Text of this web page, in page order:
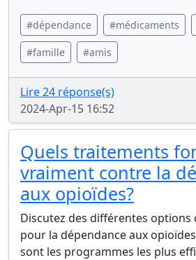
#dépendance #médicaments
#famille #amis
Lire 24 réponse(s)
2024-Apr-15 16:52
Quels traitements
vraiment contre la
aux opioïdes?
Discutez des différentes
pour la dépendance aux
sont les programmes les plus